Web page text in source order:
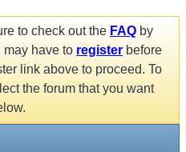
to check out the FAQ by
have to register before
link above to proceed. To
the forum that you want